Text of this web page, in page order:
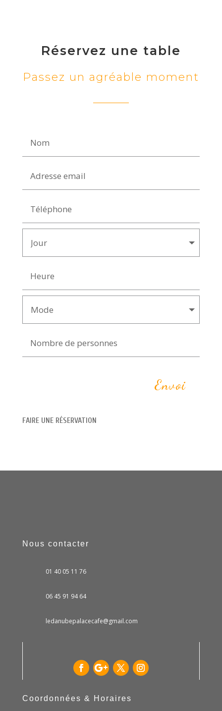
Réservez une table
Passez un agréable moment
Envoi
FAIRE UNE RÉSERVATION
Nous contacter
01 40 05 11 76
06 45 91 94 64
ledanubepalacecafe@gmail.com
Coordonnées & Horaires